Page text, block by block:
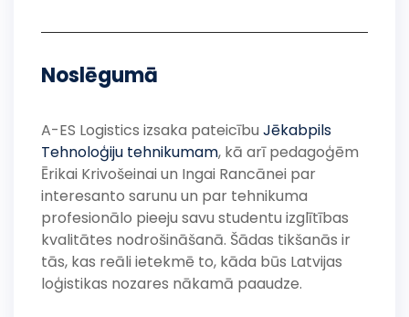
Noslēgumā
A-ES Logistics izsaka pateicību Jēkabpils
Tehnoloģiju tehnikumam, kā arī pedagoģēm
Ērikai Krivošeinai un Ingai Rancānei par
interesanto sarunu un par tehnikuma
profesionālo pieeju savu studentu izglītības
kvalitātes nodrošināšanā. Šādas tikšanās ir
tās, kas reāli ietekmē to, kāda būs Latvijas
loģistikas nozares nākamā paaudze.